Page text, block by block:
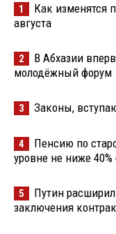
1
Как изменятся
августа
2
В Абхазии
молодёжный форум
3 Законы,
4
Пенсию по
уровне не ниже 40%
5
Путин
заключения